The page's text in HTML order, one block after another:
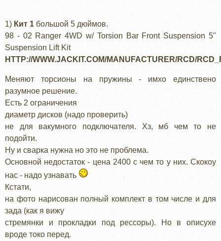
1) Кит 1 большой 5 дюймов.
98 - 02 Ranger 4WD w/ Torsion Bar Front Suspension 5"
Suspension Lift Kit
HTTP://WWW.JACKIT.COM/MANUFACTURER/RCD/
Меняют торсионы на пружины - имхо единствено
разумное решение.
Есть 2 ограничения
диаметр дисков (надо проверить)
не для вакумного подключателя. Хз, мб чем то не
подойти.
Ну и сварка нужна но это не проблема.
Основной недостаток - цена 2400 с чем то у них. Скокоу
нас - надо узнавать
Кстати,
на фото нарисован полный комплект в том числе и для
зада (как я вижу
стремянки и прокладки под рессоры). Но в описухе
вроде токо перед.